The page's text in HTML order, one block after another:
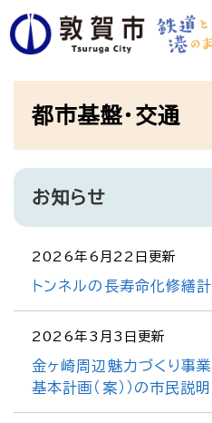
ペ
ー
頭
す
都市基盤・交通
お知らせ
2026年6月22日更新
トンネルの長寿命化修繕
2026年3月3日更新
金ヶ崎周辺魅力づくり事業
基本計画（案））の市民説